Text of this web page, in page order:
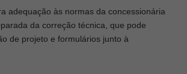
adequação às normas da concessionária
da correção técnica, que pode
de projeto e formulários junto à